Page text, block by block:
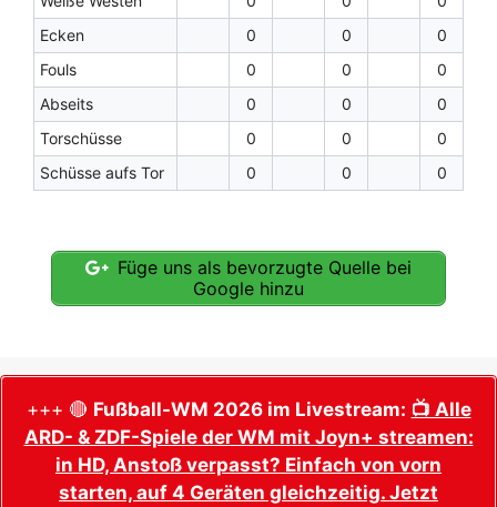
Ecken
0 0
0
Fouls
0 0
0
Abseits
0 0
0
Torschüsse
0 0
0
Schüsse aufs Tor
0 0 0
Füge uns als bevorzugte Quelle bei
Google hinzu
+++ 🔴 Fußball-WM 2026 im Livestream: 📺 Alle
ARD- & ZDF-Spiele der WM mit Joyn+ streamen:
in HD, Anstoß verpasst? Einfach von vorn
starten, auf 4 Geräten gleichzeitig. Jetzt